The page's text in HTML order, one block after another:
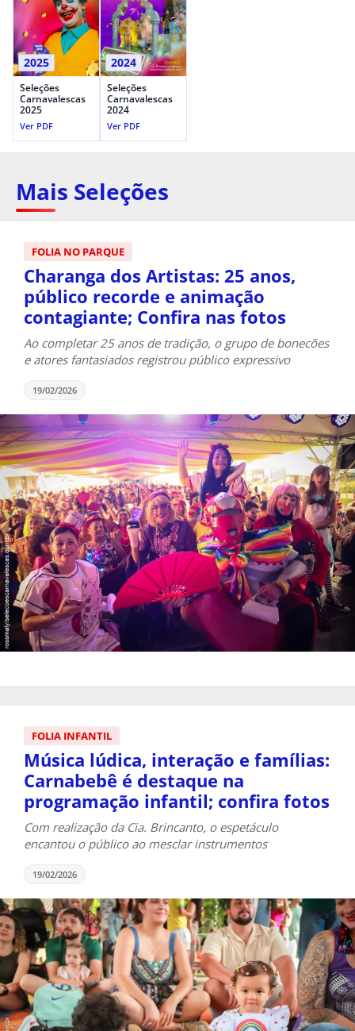
2025
Seleções
Carnavalescas
2025
Ver PDF
2024
Seleções
Carnavalescas
2024
Ver PDF
Mais Seleções
FOLIA NO PARQUE
Charanga dos Artistas: 25 anos,
público recorde e animação
contagiante; Confira nas fotos
Ao completar 25 anos de tradição, o grupo de bonecões
e atores fantasiados registrou público expressivo
19/02/2026
FOLIA INFANTIL
Música lúdica, interação e famílias:
Carnabebê é destaque na
programação infantil; confira fotos
Com realização da Cia. Brincanto, o espetáculo
encantou o público ao mesclar instrumentos
19/02/2026